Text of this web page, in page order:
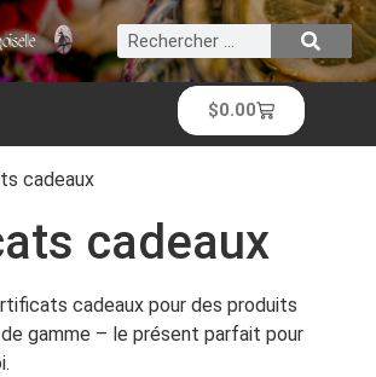
$0.00
cadeaux
cadeaux
cadeaux pour des produits
gamme – le présent parfait pour